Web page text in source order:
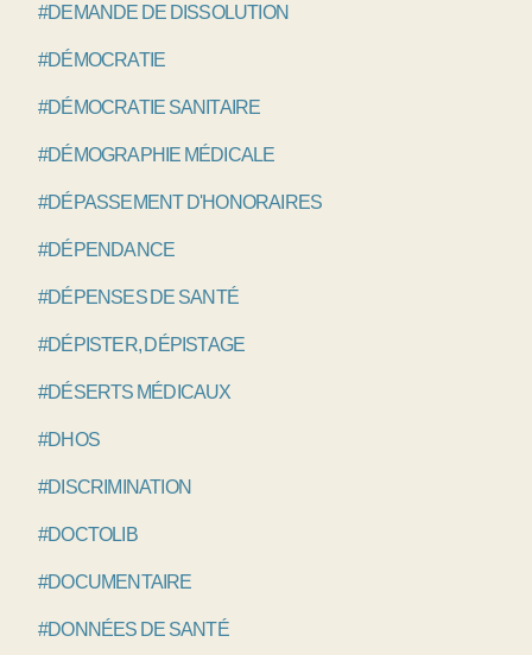
#DEMANDE DE DISSOLUTION
#DÉMOCRATIE
#DÉMOCRATIE SANITAIRE
#DÉMOGRAPHIE MÉDICALE
#DÉPASSEMENT D'HONORAIRES
#DÉPENDANCE
#DÉPENSES DE SANTÉ
#DÉPISTER, DÉPISTAGE
#DÉSERTS MÉDICAUX
#DHOS
#DISCRIMINATION
#DOCTOLIB
#DOCUMENTAIRE
#DONNÉES DE SANTÉ